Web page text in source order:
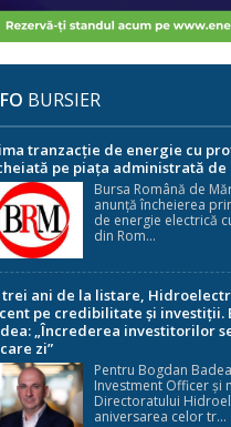
BURSIER
tranzacție de energie cu
pe piața administrată de
Bursa Română de
anunță încheierea
de energie electrică
din Rom...
trei ani de la listare,
pe credibilitate și investiții.
„Încrederea investitorilor
zi”
Pentru Bogdan
Investment Officer și
Directoratului
aniversarea celor tr...